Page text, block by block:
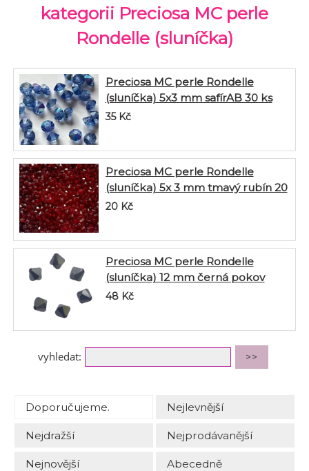
kategorii Preciosa MC perle
Rondelle (sluníčka)
Preciosa MC perle Rondelle
(sluníčka) 5x3 mm safírAB 30 ks
35 Kč
Preciosa MC perle Rondelle
(sluníčka) 5x 3 mm tmavý rubín 20
ks
20 Kč
Preciosa MC perle Rondelle
(sluníčka) 12 mm černá pokov
hematit 6 ks
48 Kč
vyhledat:
Doporučujeme. Nejlevnější
Nejdražší Nejprodávanější
Nejnovější Abecedně